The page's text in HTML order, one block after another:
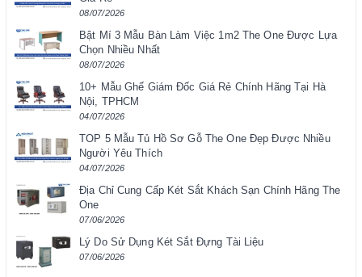
08/07/2026
Bật Mí 3 Mẫu Bàn Làm Việc 1m2 The One Được Lựa
Chọn Nhiều Nhất
08/07/2026
10+ Mẫu Ghế Giám Đốc Giá Rẻ Chính Hãng Tại Hà
Nội, TPHCM
04/07/2026
TOP 5 Mẫu Tủ Hồ Sơ Gỗ The One Đẹp Được Nhiều
Người Yêu Thích
04/07/2026
Địa Chỉ Cung Cấp Két Sắt Khách Sạn Chính Hãng The
One
07/06/2026
Lý Do Sử Dụng Két Sắt Đựng Tài Liệu
07/06/2026